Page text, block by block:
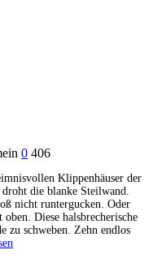
0 406
Klippenhäuser der
die blanke Steilwand.
nicht runtergucken. Oder
Diese halsbrecherische
zu schweben. Zehn endlos